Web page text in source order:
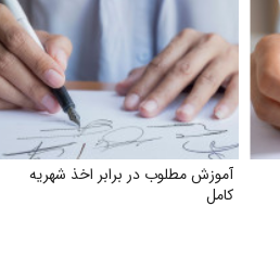
آموزش مطلوب در برابر اخذ شهریه
کامل